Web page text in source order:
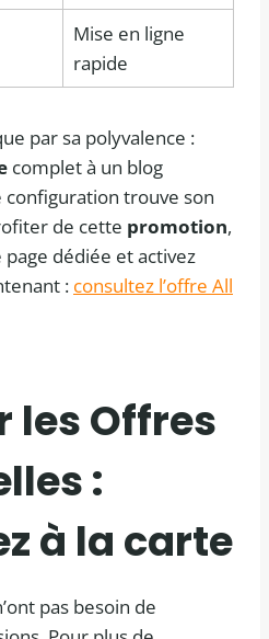
Mise en ligne
rapide
par sa polyvalence :
complet à un blog
trouve son
de cette promotion,
dédiée et activez
: consultez l’offre All
lesOffres
:
à la carte
pas besoin de